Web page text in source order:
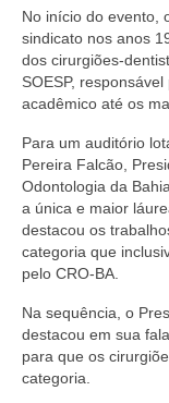
No início do evento,
sindicato nos anos
dos cirurgiões-
SOESP,
acadêmico até os
Para um auditório
Pereira Falcão,
Odontologia da
a única e maior
destacou os
categoria que
pelo CRO-BA.
Na sequência, o
destacou em sua
para que os
categoria.